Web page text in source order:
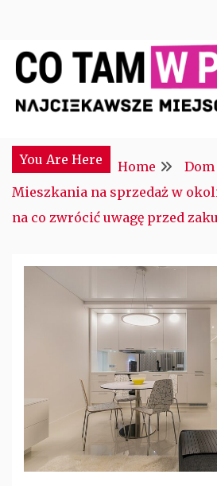
content
CTM POLONIA
You Are Here
Home
Mieszkania na sprzedaż w
na co zwrócić uwagę przed